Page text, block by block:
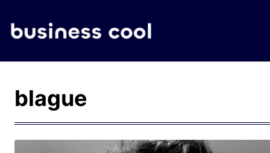
blague